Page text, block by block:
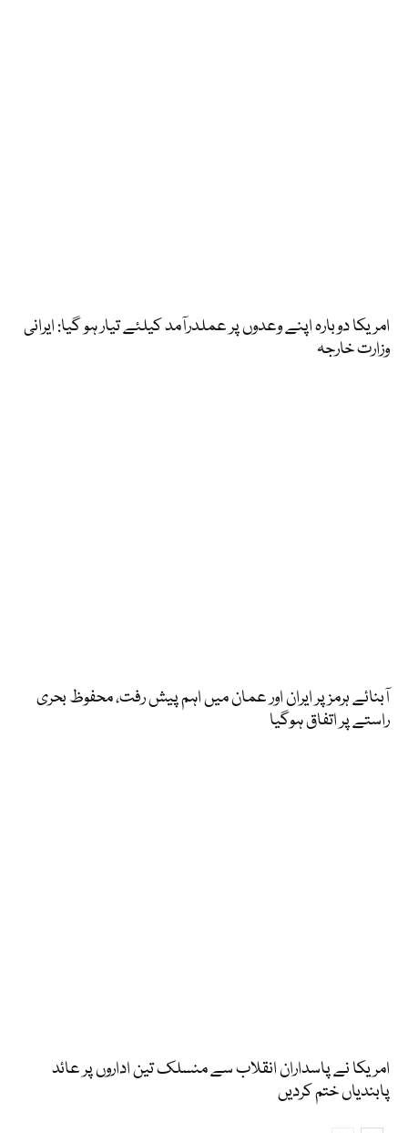
امریکا دوبارہ اپنے وعدوں پر عملدرآمد کیلئے تیار ہو گیا: ایرانی
وزارت خارجہ
آبنائے ہرمز پر ایران اور عمان میں اہم پیش رفت، محفوظ بحری
راستے پر اتفاق ہوگیا
امریکا نے پاسداران انقلاب سے منسلک تین اداروں پر عائد
پابندیاں ختم کردیں